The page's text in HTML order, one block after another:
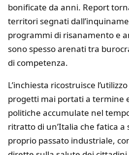
bonificate da anni. Report
territori segnati
programmi di risanamento e
sono spesso arenati tra
di competenza.
L’inchiesta ricostruisce
progetti mai portati a termine
politiche accumulate nel
ritratto di un’Italia che fatica a
proprio passato industriale,